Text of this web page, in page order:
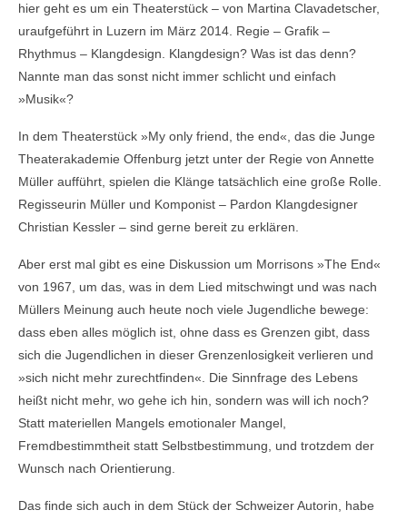
hier geht es um ein Theaterstück – von Martina Clavadetscher,
uraufgeführt in Luzern im März 2014. Regie – Grafik –
Rhythmus – Klangdesign. Klangdesign? Was ist das denn?
Nannte man das sonst nicht immer schlicht und einfach
»Musik«?
In dem Theaterstück »My only friend, the end«, das die Junge
Theaterakademie Offenburg jetzt unter der Regie von Annette
Müller aufführt, spielen die Klänge tatsächlich eine große Rolle.
Regisseurin Müller und Komponist – Pardon Klangdesigner
Christian Kessler – sind gerne bereit zu erklären.
Aber erst mal gibt es eine Diskussion um Morrisons »The End«
von 1967, um das, was in dem Lied mitschwingt und was nach
Müllers Meinung auch heute noch viele Jugendliche bewege:
dass eben alles möglich ist, ohne dass es Grenzen gibt, dass
sich die Jugendlichen in dieser Grenzenlosigkeit verlieren und
»sich nicht mehr zurechtfinden«. Die Sinnfrage des Lebens
heißt nicht mehr, wo gehe ich hin, sondern was will ich noch?
Statt materiellen Mangels emotionaler Mangel,
Fremdbestimmtheit statt Selbstbestimmung, und trotzdem der
Wunsch nach Orientierung.
Das finde sich auch in dem Stück der Schweizer Autorin, habe